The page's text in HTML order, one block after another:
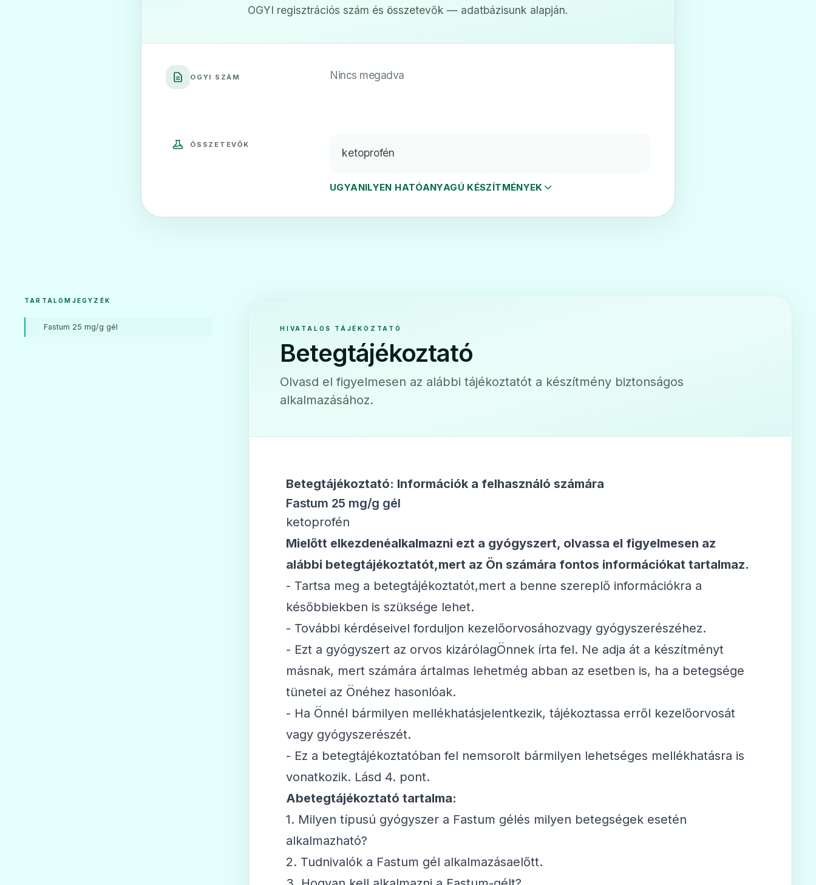
OGYI regisztrációs szám és összetevők — adatbázisunk alapján.
OGYI SZÁM Nincs megadva
ÖSSZETEVŐK
ketoprofén
UGYANILYEN HATÓANYAGÚ KÉSZÍTMÉNYEK
TARTALOMJEGYZÉK
Fastum 25 mg/g gél HIVATALOS TÁJÉKOZTATÓ
Betegtájékoztató
Olvasd el figyelmesen az alábbi tájékoztatót a készítmény biztonságos
alkalmazásához.
Betegtájékoztató: Információk a felhasználó számára
Fastum 25 mg/g gél
ketoprofén
Mielőtt elkezdenéalkalmazni ezt a gyógyszert, olvassa el figyelmesen az
alábbi betegtájé­koztatót,mert az Ön számára fontos információkat tartalmaz.
- Tartsa meg a betegtájékoztatót,mert a benne szereplő információkra a
későbbiekben is szüksége lehet.
- További kérdéseivel forduljon kezelőorvosáhozvagy gyógyszerészéhez.
- Ezt a gyógyszert az orvos kizárólagÖnnek írta fel. Ne adja át a készítményt
másnak, mert számára ártalmas lehetmég abban az esetben is, ha a betegsége
tünetei az Önéhez hasonlóak.
- Ha Önnél bármilyen mellékhatásjelentkezik, tájékoztassa erről kezelőorvosát
vagy gyógyszerészét.
- Ez a betegtájékoztatóban fel nemsorolt bármilyen lehetséges mellékhatásra is
vonatkozik. Lásd 4. pont.
Abetegtájékoztató tartalma:
1. Milyen típusú gyógyszer a Fastum gélés milyen betegségek esetén
alkalmazható?
2. Tudnivalók a Fastum gél alkalmazásaelőtt.